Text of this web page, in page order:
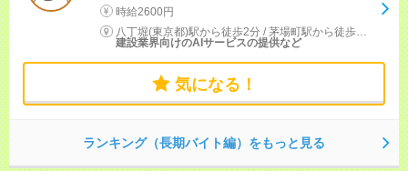
時給2600円
八丁堀(東京都)駅から徒歩2分 /茅場町駅から徒歩6分
建設業界向けのAIサービスの提供など
気になる！
ランキング（長期バイト編）をもっと見る